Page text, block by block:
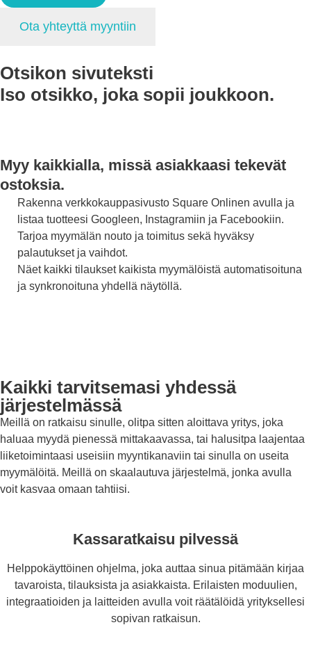
Ota yhteyttä myyntiin
Otsikon sivuteksti
Iso otsikko, joka sopii joukkoon.
Myy kaikkialla, missä asiakkaasi tekevät
ostoksia.
Rakenna verkkokauppasivusto Square Onlinen avulla ja
listaa tuotteesi Googleen, Instagramiin ja Facebookiin.
Tarjoa myymälän nouto ja toimitus sekä hyväksy
palautukset ja vaihdot.
Näet kaikki tilaukset kaikista myymälöistä automatisoituna
ja synkronoituna yhdellä näytöllä.
Kaikki tarvitsemasi yhdessä
järjestelmässä
Meillä on ratkaisu sinulle, olitpa sitten aloittava yritys, joka
haluaa myydä pienessä mittakaavassa, tai halusitpa laajentaa
liiketoimintaasi useisiin myyntikanaviin tai sinulla on useita
myymälöitä. Meillä on skaalautuva järjestelmä, jonka avulla
voit kasvaa omaan tahtiisi.
Kassaratkaisu pilvessä
Helppokäyttöinen ohjelma, joka auttaa sinua pitämään kirjaa
tavaroista, tilauksista ja asiakkaista. Erilaisten moduulien,
integraatioiden ja laitteiden avulla voit räätälöidä yrityksellesi
sopivan ratkaisun.